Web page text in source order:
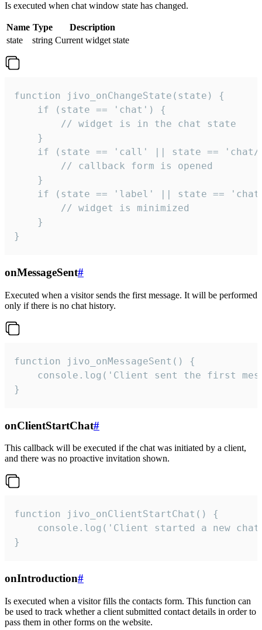
Is executed when chat window state has changed.
Name Type
Description
state
string Current widget state
function jivo_onChangeState(state) {
    if (state == 'chat') {
        // widget is in the chat state
    }
if (state == 'call' || state ==
        // callback form is opened
    }
if (state == 'label' || state ==
        // widget is minimized
    }
}
onMessageSent#
Executed when a visitor sends the first message. It will be performed
only if there is no chat history.
function jivo_onMessageSent() {
console.log('Client sent the first
}
onClientStartChat#
This callback will be executed if the chat was initiated by a client,
and there was no proactive invitation shown.
function jivo_onClientStartChat() {
console.log('Client started a new
}
onIntroduction#
Is executed when a visitor fills the contacts form. This function can
be used to track whether a client submitted contact details in order to
pass them in other forms on the website.